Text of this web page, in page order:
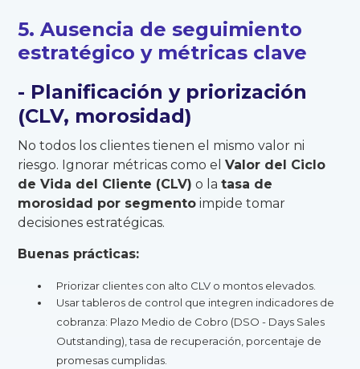
5. Ausencia de seguimiento
estratégico y métricas clave
- Planificación y priorización
(CLV, morosidad)
No todos los clientes tienen el mismo valor ni
riesgo. Ignorar métricas como elValor del Ciclo
de Vida del Cliente (CLV) o latasa de
morosidad por segmento impide tomar
decisiones estratégicas.
Buenas prácticas:
Priorizar clientes con alto CLV o montos elevados.
Usar tableros de control que integren indicadores de
cobranza: Plazo Medio de Cobro (DSO - Days Sales
Outstanding), tasa de recuperación, porcentaje de
promesas cumplidas.